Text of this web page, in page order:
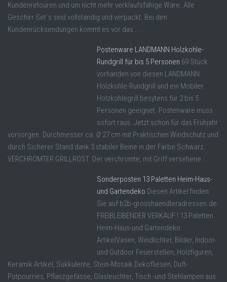
Kundenretouren und um nicht mehr verklaufsfähige Ware. Alle
Geschirr Set´s sind vollständig und verpackt. Bei den
Kundenrücksendungen kommt es vor das ...
Postenware LANDMANN Holzkohle-
Rundgrill für bis 5 Personen 69 Stück
vorhanden von diesen LANDMANN
Holzkohle-Rundgrill und ein Mobiler
Holzkohlegrill besytens für 2 bis 5
Personen geeignet. Postenware muss
sofort raus. Jetzt schon für das Frühjahr
vorsorgen. Durchmesser ca. Ø 27 cm mit Praktischen Windschutz und
durch Sicherer Stand dank 3 stabiler Beine in der Farbe Schwarz.
VERCHROMTER GRILLROST: Der verchromte, mit Griff versehene ...
Sonderposten 13 Paletten Heim-Haus-
und Gartendeko Diesen Artikel finden
Sie auf b2b-grosshaendleradressen.de
FREIBLEIBENDER VERKAUF ! 13 Paletten
Heim-Haus-und Gartendeko
ArtikelVasen, Windlichter, Bilder, Indoor-
und Outdoor Feuerstellen, Holzfiguren,
Keramik Artikel, Sukkulente, Stein-Mosaik Dekofliesen, Duft-
Potpourries, Pflanzgefässe, Glasleuchter, Tisch -und Stehlampen aus